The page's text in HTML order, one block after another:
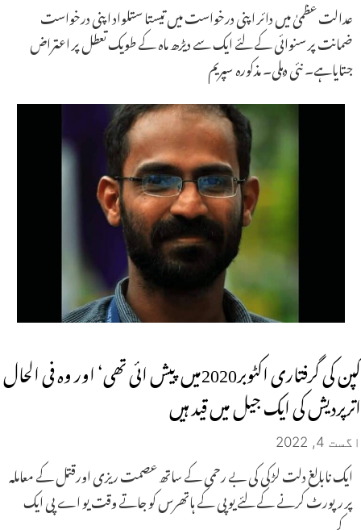
عدالت عظمیٰ میں دائر اپنی درخواست میں تیستا ستلواد اپنی درخواست
ضمانت پر سنوائی کے لئے ایک سے دیڑھ ماہ کے طویک تعطل پر اعتراض
جتایاہے۔ نئی دہلی۔ مذکورہ سپریم
کپن کی گرفتاری اکٹوبر2020میں پیش ائی تھی‘ اور وہ فی الحال
اترپردیش کی ایک جیل میں قید ہیں
اگست 4, 2022
ایک نابالغ دلت لڑکی کی بے رحمی کے ساتھ عصمت ریزی اورقتل کے معاملہ
پر رپورٹ کرنے کے لئے یوپی کے ہاتھرس کو جاتے وقت یو اے پی ایک